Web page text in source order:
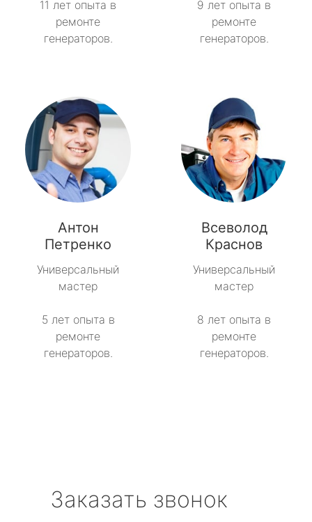
11 лет опыта в
ремонте
генераторов.
9 лет опыта в
ремонте
генераторов.
Антон
Петренко
Универсальный
мастер
5 лет опыта в
ремонте
генераторов.
Всеволод
Краснов
Универсальный
мастер
8 лет опыта в
ремонте
генераторов.
Заказать звонок